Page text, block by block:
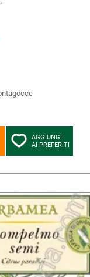
AGGIUNGI
AI PREFERITI